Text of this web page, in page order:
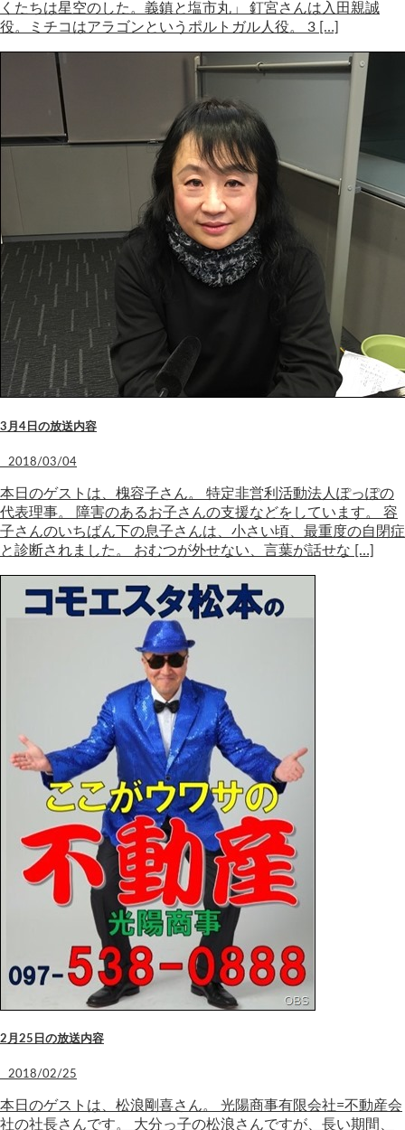
くたちは星空のした。義鎮と塩市丸」 釘宮さんは入田親誠
役。ミチコはアラゴンというポルトガル人役。 3 […]
3月4日の放送内容
2018/03/04
本日のゲストは、槐容子さん。 特定非営利活動法人ぽっぽの
代表理事。 障害のあるお子さんの支援などをしています。 容
子さんのいちばん下の息子さんは、小さい頃、最重度の自閉症
と診断されました。 おむつが外せない、言葉が話せな […]
2月25日の放送内容
2018/02/25
本日のゲストは、松浪剛喜さん。 光陽商事有限会社=不動産会
社の社長さんです。 大分っ子の松浪さんですが、長い期間、